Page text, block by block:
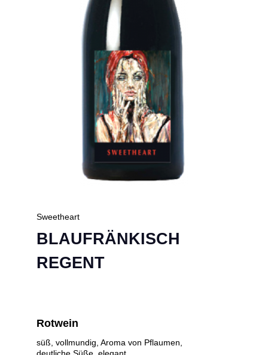
Sweetheart
BLAUFRÄNKISCH
REGENT
Rotwein
süß, vollmundig, Aroma von Pflaumen,